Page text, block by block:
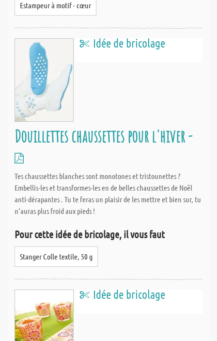
Estampeur à motif - cœur
Idée de bricolage
Douillettes chaussettes pour l'hiver -
Tes chaussettes blanches sont monotones et tristounettes ?
Embellis-les et transformes-les en de belles chaussettes de Noël
anti-dérapantes . Tu te feras un plaisir de les mettre et bien sur, tu
n‘auras plus froid aux pieds !
Pour cette idée de bricolage, il vous faut
Stanger Colle textile, 50 g
Idée de bricolage